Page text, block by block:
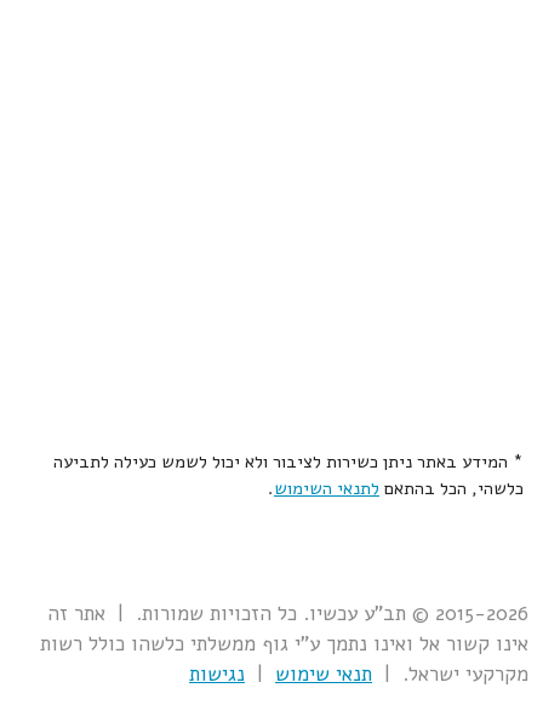
* המידע באתר ניתן כשירות לציבור ולא יכול לשמש כעילה לתביעה
כלשהי, הכל בהתאם לתנאי השימוש.
2015-2026 © תב"ע עכשיו. כל הזכויות שמורות. | אתר זה
אינו קשור אל ואינו נתמך ע"י גוף ממשלתי כלשהו כולל רשות
מקרקעי ישראל. | תנאי שימוש | נגישות